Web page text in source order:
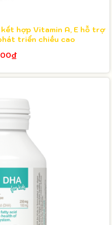
kết hợp Vitamin A, E hỗ trợ
triển chiều cao